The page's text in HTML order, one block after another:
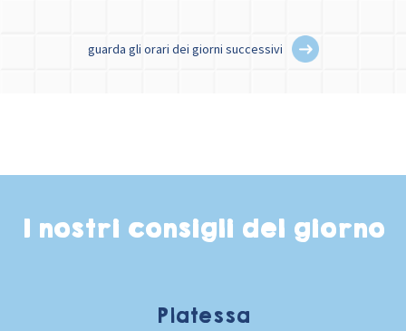
guarda gli orari dei giorni successivi
I nostri consigli del giorno
Platessa